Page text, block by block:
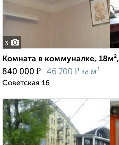
3
Комната в коммуналке,
840 000 ₽ 46 700 ₽ за м²
Советская 16